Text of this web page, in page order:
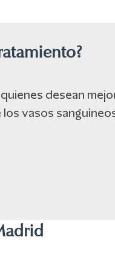
quienes desean
los vasos